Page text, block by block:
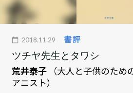
2018.11.29 書評
ツチヤ先生とタワシ
荒井泰子
（大人と子供のた
アニスト）